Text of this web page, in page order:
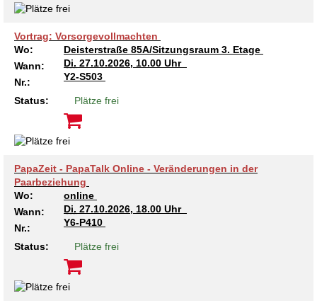
Kindertagesstätte Rosenbergstraße
Krippe Schleswiger Straße
Kindertagesstätte Schneiderberg
Kindertagesstätte Sylter Weg
Kindertagesstätte Tresckowstraße
Kindertagesstätte Wiehbergstraße
Kindertagesstätte Langes Feld “Deisterspatzen”
Kindertagesstätte Levester Straße
Offene Sprach-Sprechstunde
Kindertagesstätte Moorlilienweg /
Familienzentrum
Kindertagesstätte Mühenkamp / Familienzentrum
Kindertagesstätte Petermannstraße /
Familienzentrum
Hör- und Sprachheilkindergarten Ratswiese
Vortrag: Vorsorgevollmachten
Wo:
Deisterstraße 85A/Sitzungsraum 3. Etage
Wann:
Di. 27.10.2026, 10.00 Uhr
Nr.:
Y2-S503
Status: Plätze frei
PapaZeit - PapaTalk Online - Veränderungen in der
Paarbeziehung
Wo:
online
Wann:
Di. 27.10.2026, 18.00 Uhr
Nr.:
Y6-P410
Status: Plätze frei